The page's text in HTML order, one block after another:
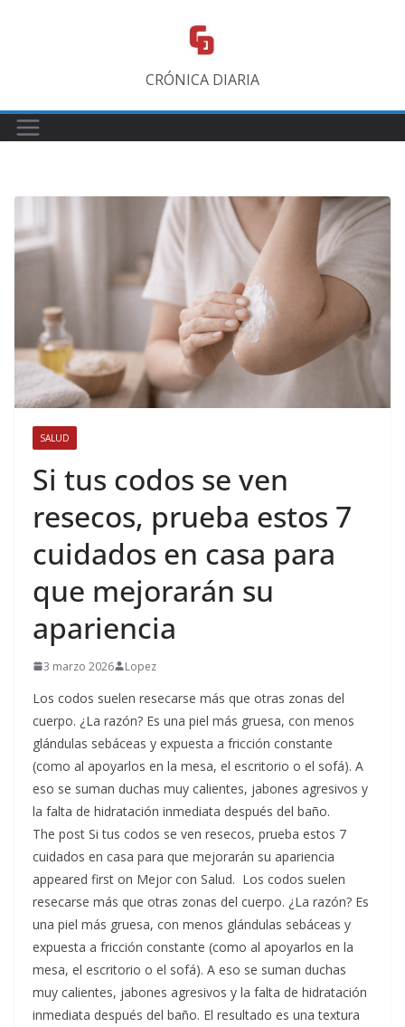
CRÓNICA DIARIA
SALUD
Si tus codos se ven
resecos, prueba estos 7
cuidados en casa para
que mejorarán su
apariencia
3 marzo 2026 Lopez
Los codos suelen resecarse más que otras zonas del
cuerpo. ¿La razón? Es una piel más gruesa, con menos
glándulas sebáceas y expuesta a fricción constante
(como al apoyarlos en la mesa, el escritorio o el sofá). A
eso se suman duchas muy calientes, jabones agresivos y
la falta de hidratación inmediata después del baño.
The post Si tus codos se ven resecos, prueba estos 7
cuidados en casa para que mejorarán su apariencia
appeared first on Mejor con Salud. Los codos suelen
resecarse más que otras zonas del cuerpo. ¿La razón? Es
una piel más gruesa, con menos glándulas sebáceas y
expuesta a fricción constante (como al apoyarlos en la
mesa, el escritorio o el sofá). A eso se suman duchas
muy calientes, jabones agresivos y la falta de hidratación
inmediata después del baño. El resultado es una textura